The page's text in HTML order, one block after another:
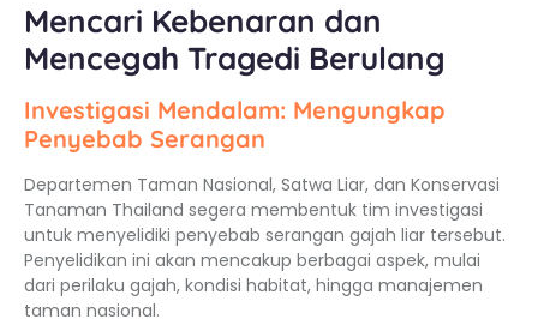
Mencari Kebenaran dan
Mencegah Tragedi Berulang
Investigasi Mendalam: Mengungkap
Penyebab Serangan
Departemen Taman Nasional, Satwa Liar, dan Konservasi
Tanaman Thailand segera membentuk tim investigasi
untuk menyelidiki penyebab serangan gajah liar tersebut.
Penyelidikan ini akan mencakup berbagai aspek, mulai
dari perilaku gajah, kondisi habitat, hingga manajemen
taman nasional.